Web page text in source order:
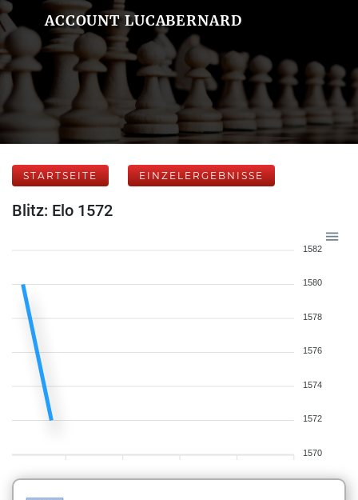
ACCOUNT LUCABERNARD
STARTSEITE EINZELERGEBNISSE
Blitz: Elo 1572
1582
1580
1578
1576
1574
1572
1570